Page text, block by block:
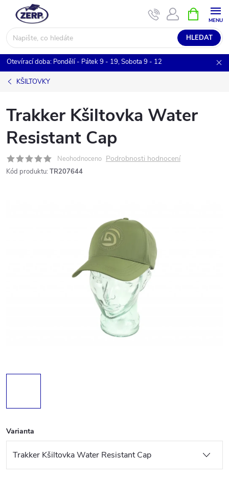
obsah
HLEDAT
NÁKUPNÍ
KOŠÍK
Otevírací doba: Pondělí - Pátek 9 - 19, Sobota 9 - 12
KŠILTOVKY
Trakker Kšiltovka Water
Resistant Cap
Neohodnoceno Podrobnosti hodnocení
Kód produktu: TR207644
Varianta